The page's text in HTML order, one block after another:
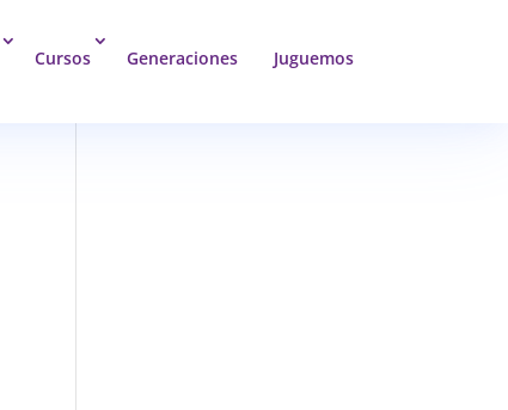
Cursos Generaciones Juguemos